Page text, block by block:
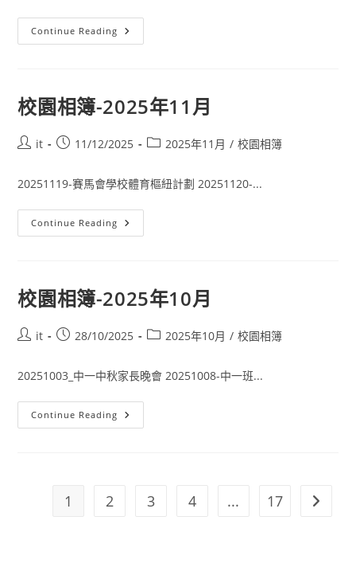
Continue Reading
校園相簿-2025年11月
it 11/12/2025 2025年11月 / 校園相簿
20251119-賽馬會學校體育樞紐計劃 20251120-...
Continue Reading
校園相簿-2025年10月
it 28/10/2025 2025年10月 / 校園相簿
20251003_中一中秋家長晚會 20251008-中一班...
Continue Reading
1 2 3 4 ... 17